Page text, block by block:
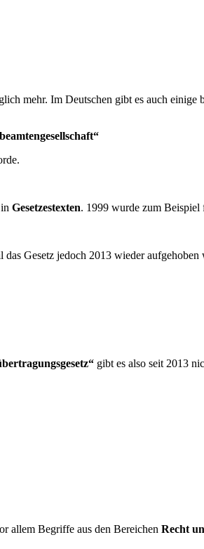
mehr. Im Deutschen gibt es auch
Gesetzestexten. 1999 wurde zum Beispiel
Gesetz jedoch 2013 wieder
gibt es also seit 2013
allem Begriffe aus den Bereichen Recht